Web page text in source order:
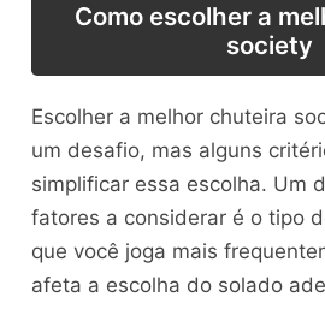
Como escolher a
society
Escolher a melhor chuteira
um desafio, mas alguns
simplificar essa escolha. Um
fatores a considerar é o tipo
que você joga mais
afeta a escolha do solado